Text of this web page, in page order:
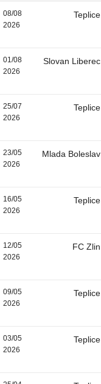
08/08
2026
Teplice
01/08
2026
Slovan Liberec
25/07
2026
Teplice
23/05
2026
Mlada Boleslav
16/05
2026
Teplice
12/05
2026
FC Zlin
09/05
2026
Teplice
03/05
2026
Teplice